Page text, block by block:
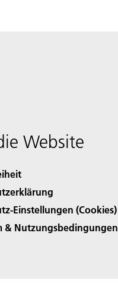
Website
Einstellungen (Cookies)
& Nutzungsbedingungen